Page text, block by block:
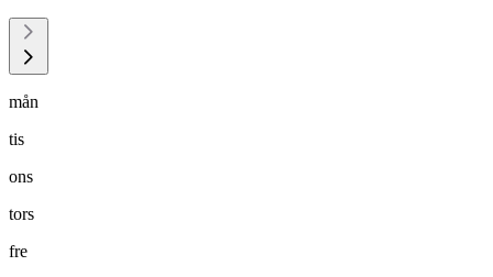
mån
tis
ons
tors
fre